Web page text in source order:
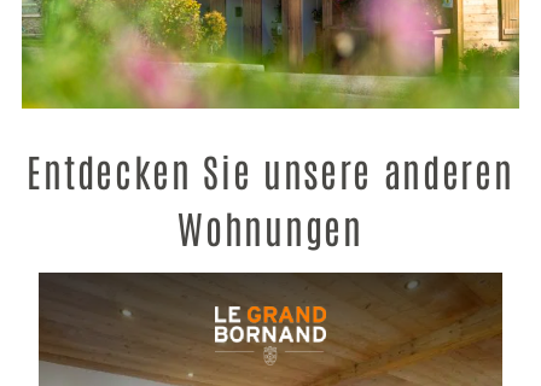
Entdecken Sie unsere anderen
Wohnungen